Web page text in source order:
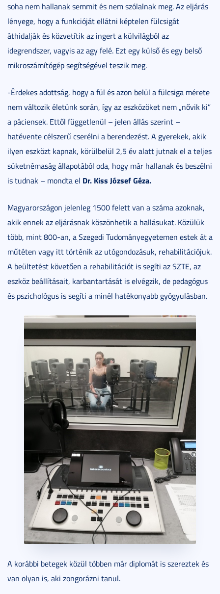
soha nem hallanak semmit és nem szólalnak meg. Az eljárás
lényege, hogy a funkcióját ellátni képtelen fülcsigát
áthidalják és közvetítik az ingert a külvilágból az
idegrendszer, vagyis az agy felé. Ezt egy külső és egy belső
mikroszámítógép segítségével teszik meg.
-Érdekes adottság, hogy a fül és azon belül a fülcsiga mérete
nem változik életünk során, így az eszközöket nem „nővik ki”
a páciensek. Ettől függetlenül – jelen állás szerint –
hatévente célszerű cserélni a berendezést. A gyerekek, akik
ilyen eszközt kapnak, körülbelül 2,5 év alatt jutnak el a teljes
süketnémaság állapotából oda, hogy már hallanak és beszélni
is tudnak – mondta el Dr. Kiss József Géza.
Magyarországon jelenleg 1500 felett van a száma azoknak,
akik ennek az eljárásnak köszönhetik a hallásukat. Közülük
több, mint 800-an, a Szegedi Tudományegyetemen estek át a
műtéten vagy itt történik az utógondozásuk, rehabilitációjuk.
A beültetést követően a rehabilitációt is segíti az SZTE, az
eszköz beállításait, karbantartását is elvégzik, de pedagógus
és pszichológus is segíti a minél hatékonyabb gyógyulásban.
A korábbi betegek közül többen már diplomát is szereztek és
van olyan is, aki zongorázni tanul.